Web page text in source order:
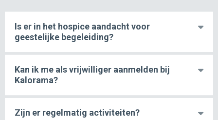
Is er in het hospice aandacht voor
geestelijke begeleiding?
Kan ik me als vrijwilliger aanmelden bij
Kalorama?
Zijn er regelmatig activiteiten?